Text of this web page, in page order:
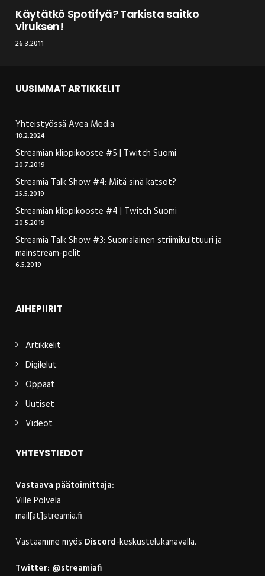
Käytätkö Spotifyä? Tarkista saitko
viruksen!
26.3.2011
UUSIMMAT ARTIKKELIT
Yhteistyössä Avea Media
18.2.2024
Streamian klippikooste #5 | Twitch Suomi
20.7.2019
Streamia Talk Show #4: Mitä sinä katsot?
25.5.2019
Streamian klippikooste #4 | Twitch Suomi
20.5.2019
Streamia Talk Show #3: Suomalainen striimikulttuuri ja
mainstream-pelit
6.5.2019
AIHEPIIRIT
Artikkelit
Digilelut
Oppaat
Uutiset
Videot
YHTEYSTIEDOT
Vastaava päätoimittaja:
Ville Polvela
mail[at]streamia.fi
Vastaamme myös Discord-keskustelukanavalla.
Twitter: @streamiafi